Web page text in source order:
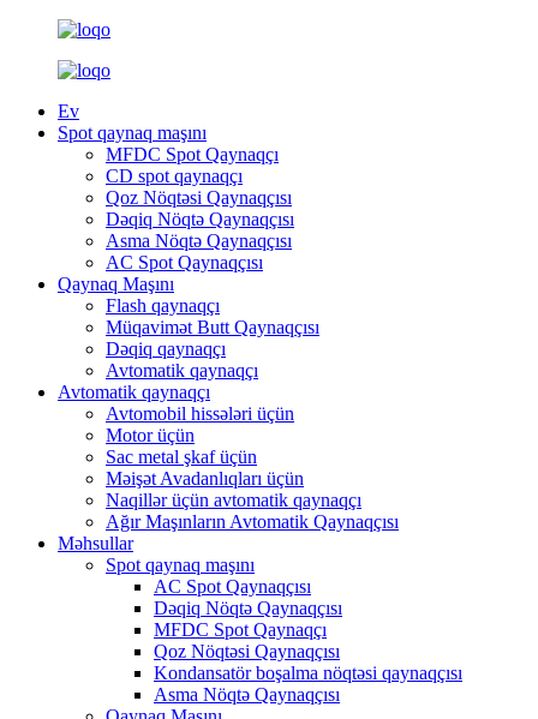
Ev
Spot qaynaq maşını
MFDC Spot Qaynaqçı
CD spot qaynaqçı
Qoz Nöqtəsi Qaynaqçısı
Dəqiq Nöqtə Qaynaqçısı
Asma Nöqtə Qaynaqçısı
AC Spot Qaynaqçısı
Qaynaq Maşını
Flash qaynaqçı
Müqavimət Butt Qaynaqçısı
Dəqiq qaynaqçı
Avtomatik qaynaqçı
Avtomatik qaynaqçı
Avtomobil hissələri üçün
Motor üçün
Sac metal şkaf üçün
Məişət Avadanlıqları üçün
Naqillər üçün avtomatik qaynaqçı
Ağır Maşınların Avtomatik Qaynaqçısı
Məhsullar
Spot qaynaq maşını
AC Spot Qaynaqçısı
Dəqiq Nöqtə Qaynaqçısı
MFDC Spot Qaynaqçı
Qoz Nöqtəsi Qaynaqçısı
Kondansatör boşalma nöqtəsi qaynaqçısı
Asma Nöqtə Qaynaqçısı